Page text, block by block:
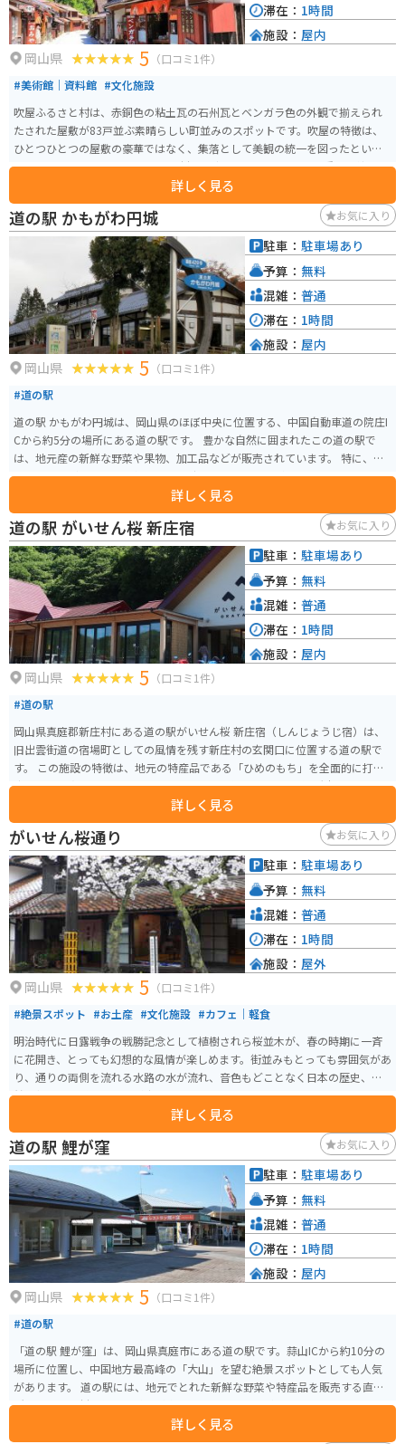
岡山県 5 （口コミ1件）
#美術館｜資料館 #文化施設
吹屋ふるさと村は、赤銅色の粘土瓦の石州瓦とベンガラ色の外観で揃えられ
たされた屋敷が83戸並ぶ素晴らしい町並みのスポットです。吹屋の特徴は、
ひとつひとつの屋敷の豪華ではなく、集落として美観の統一を図ったという
ことです。1969年に県のふるさと村に認定、1977年には、国の重要伝統的建
造物群保存地区の認定を受けました。そして、令和2年6月には「『ジャパン
レッド』発祥の地～弁柄と銅の町・備中吹屋～」として日本遺産の認定を受
けました。
詳しく見る
滞在： 1時間
施設： 屋内
道の駅 かもがわ円城 お気に入り
岡山県 5 （口コミ1件）
#道の駅
道の駅 かもがわ円城は、岡山県のほぼ中央に位置する、中国自動車道の院庄I
Cから約5分の場所にある道の駅です。 豊かな自然に囲まれたこの道の駅で
は、地元産の新鮮な野菜や果物、加工品などが販売されています。 特に、桃
やブドウなどの果物は人気で、旬の時期には多くの人が訪れます。 また、レ
ストランでは、地元産の食材を使った料理を楽しむこともできます。 周辺に
は、歴史的な建造物や観光スポットも点在しており、観光の拠点としても便
利です。 バイクで訪れる場合、中国自動車道を降りてすぐの場所に位置して
いるため、アクセスも良好です。 駐車場も広々としているので、安心して駐
車することができます。 道の駅 かもがわ円城は、地元の人々との交流も楽し
める道の駅です。 ぜひ、岡山県に訪れた際には、立ち寄ってみてください。
詳しく見る
駐車： 駐車場あり
予算： 無料
混雑： 普通
滞在： 1時間
施設： 屋内
道の駅 がいせん桜 新庄宿 お気に入り
岡山県 5 （口コミ1件）
#道の駅
岡山県真庭郡新庄村にある道の駅がいせん桜 新庄宿（しんじょうじ宿）は、
旧出雲街道の宿場町としての風情を残す新庄村の玄関口に位置する道の駅で
す。 この施設の特徴は、地元の特産品である「ひめのもち」を全面的に打ち
出している点です。売店では、ひめのもちを使用した切り餅や大福、あられ
などが豊富に並んでおり、食堂ではお餅が入ったうどんや、村の特産品を活
かしたメニューを楽しむことができます。 また、道の駅のすぐそばには、施
設名の由来にもなっている「がいせん桜通り」があります。明治39年に日露
戦争の勝利を記念して植えられた132本のソメイヨシノが、春には見事な桜並
木を作り、多くの観光客で賑わいます。 建物自体も宿場町の景観に配慮した
和風の造りとなっており、新庄村の豊かな自然や歴史を感じながら休憩でき
るスポットです。
詳しく見る
駐車： 駐車場あり
予算： 無料
混雑： 普通
滞在： 1時間
施設： 屋内
がいせん桜通り お気に入り
岡山県 5 （口コミ1件）
#絶景スポット #お土産 #文化施設 #カフェ｜軽食
明治時代に日露戦争の戦勝記念として植樹されら桜並木が、春の時期に一斉
に花開き、とっても幻想的な風情が楽しめます。街並みもとっても雰囲気があ
り、通りの両側を流れる水路の水が流れ、音色もどことなく日本の歴史、自
然の優しさを感じることが出来ます。
詳しく見る
駐車： 駐車場あり
予算： 無料
混雑： 普通
滞在： 1時間
施設： 屋外
道の駅 鯉が窪 お気に入り
岡山県 5 （口コミ1件）
#道の駅
「道の駅 鯉が窪」は、岡山県真庭市にある道の駅です。蒜山ICから約10分の
場所に位置し、中国地方最高峰の「大山」を望む絶景スポットとしても人気
があります。 道の駅には、地元でとれた新鮮な野菜や特産品を販売する直売
所や、地元食材を使った料理が楽しめるレストランがあります。特に、蒜山
高原で育ったジャージー牛のミルクを使ったソフトクリームは絶品です。 ま
詳しく見る
駐車： 駐車場あり
予算： 無料
混雑： 普通
滞在： 1時間
施設： 屋内